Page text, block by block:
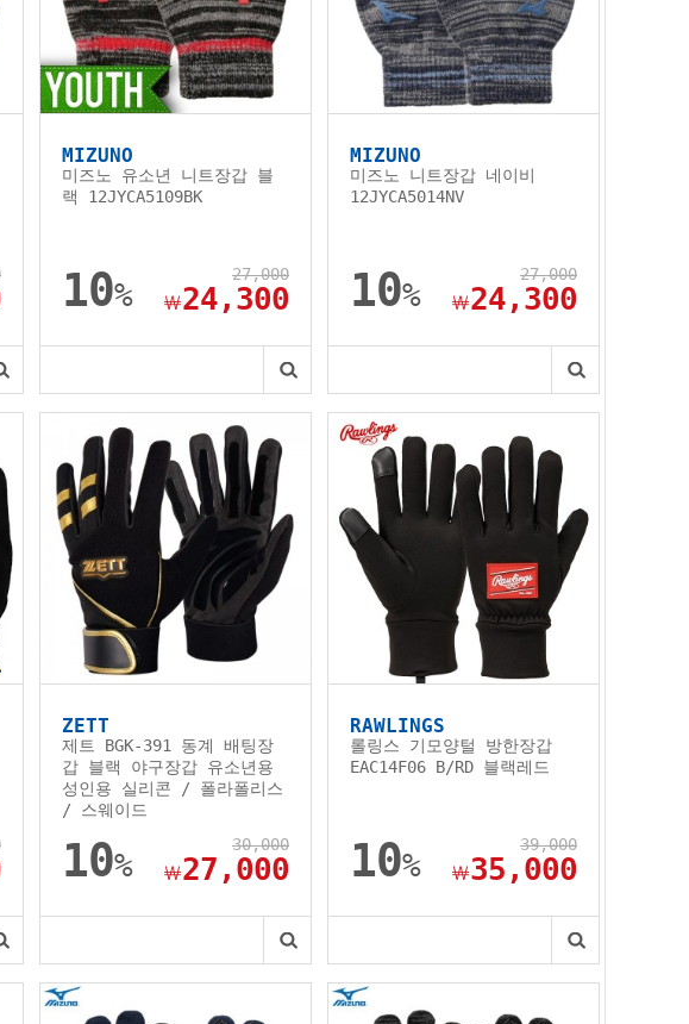
MIZUNO
미즈노 유소년 니트장갑 블
랙 12JYCA5109BK
10%
27,000
￦24,300
MIZUNO
미즈노 니트장갑 네이비
12JYCA5014NV
10%
27,000
￦24,300
ZETT
제트 BGK-391 동계 배팅장
갑 블랙 야구장갑 유소년용
성인용 실리콘 / 폴라폴리스
/ 스웨이드
10%
30,000
￦27,000
RAWLINGS
롤링스 기모양털 방한장갑
EAC14F06 B/RD 블랙레드
10%
39,000
￦35,000